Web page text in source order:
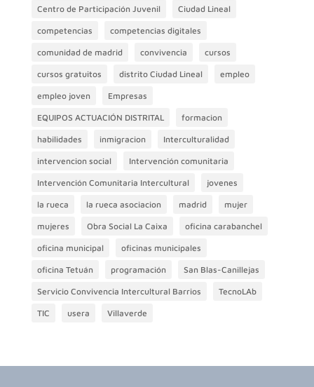
Centro de Participación Juvenil Ciudad Lineal
competencias competencias digitales
comunidad de madrid convivencia cursos
cursos gratuitos distrito Ciudad Lineal empleo
empleo joven Empresas
EQUIPOS ACTUACIÓN DISTRITAL formacion
habilidades inmigracion Interculturalidad
intervencion social Intervención comunitaria
Intervención Comunitaria Intercultural jovenes
la rueca la rueca asociacion madrid mujer
mujeres Obra Social La Caixa oficina carabanchel
oficina municipal oficinas municipales
oficina Tetuán programación San Blas-Canillejas
Servicio Convivencia Intercultural Barrios TecnoLAb
TIC usera Villaverde